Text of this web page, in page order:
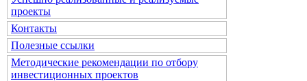
проекты
Контакты
Полезные ссылки
Методические рекомендации по отбору
инвестиционных проектов